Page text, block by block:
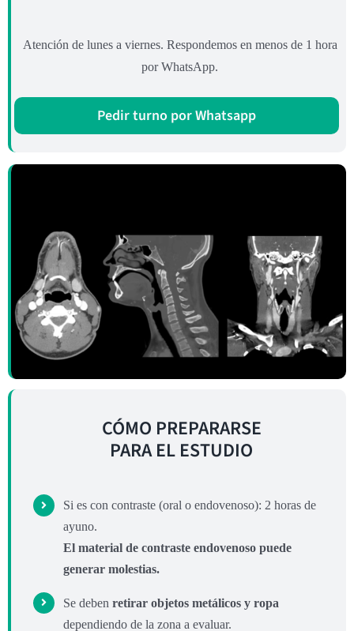
Atención de lunes a viernes. Respondemos en menos de 1 hora
por WhatsApp.
Pedir turno por Whatsapp
CÓMO PREPARARSE
PARA EL ESTUDIO
Si es con contraste (oral o endovenoso): 2 horas de
ayuno.
El material de contraste endovenoso puede
generar molestias.
Se debenretirar objetos metálicos y ropa
dependiendo de la zona a evaluar.